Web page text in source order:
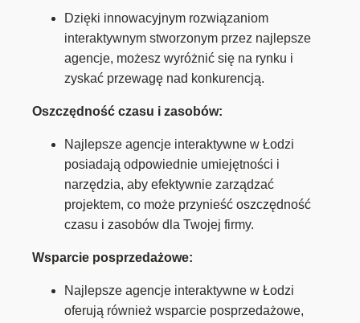
Dzięki innowacyjnym rozwiązaniom
interaktywnym stworzonym przez najlepsze
agencje, możesz wyróżnić się na rynku i
zyskać przewagę nad konkurencją.
Oszczędność czasu i zasobów:
Najlepsze agencje interaktywne w Łodzi
posiadają odpowiednie umiejętności i
narzędzia, aby efektywnie zarządzać
projektem, co może przynieść oszczędność
czasu i zasobów dla Twojej firmy.
Wsparcie posprzedażowe:
Najlepsze agencje interaktywne w Łodzi
oferują również wsparcie posprzedażowe,